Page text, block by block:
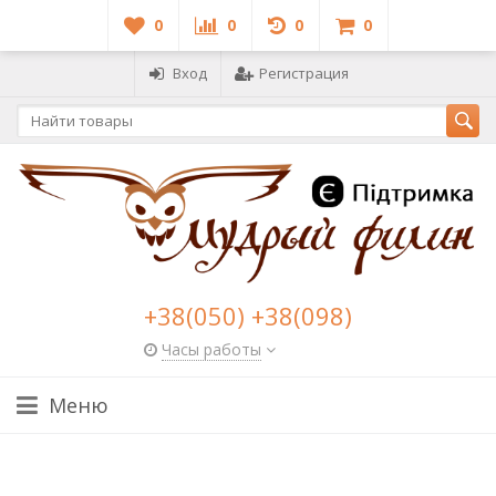
0 0 0 0
Вход Регистрация
+38(050) +38(098)
Часы работы
Меню